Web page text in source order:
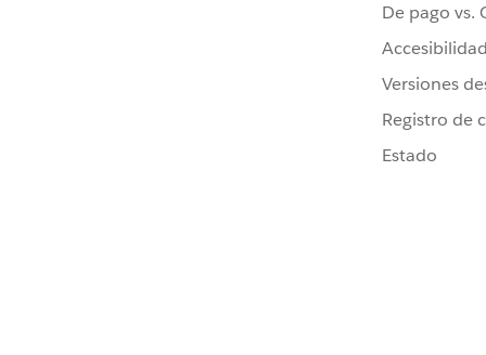
De pago vs.
Versiones
Registro de
Estado